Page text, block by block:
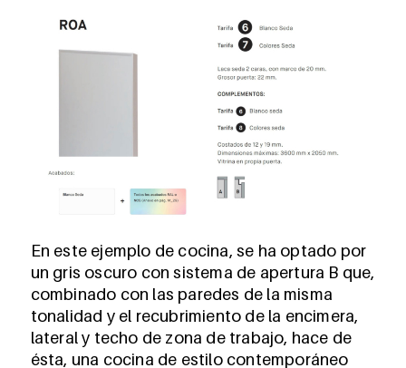
En este ejemplo de cocina, se ha optado por
un gris oscuro con sistema de apertura B que,
combinado con las paredes de la misma
tonalidad y el recubrimiento de la encimera,
lateral y techo de zona de trabajo, hace de
ésta, una cocina de estilo contemporáneo